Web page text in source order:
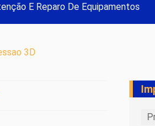
E Reparo De Equipamentos
3D